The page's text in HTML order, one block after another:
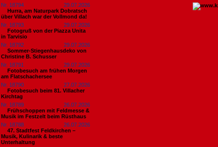
Nr. 18794
29.07.2026
Hurra, am Naturpark Dobratsch
über Villach war der Vollmond da!
Nr. 18793
29.07.2026
Fotogruß von der Piazza Unita
in Tarvisio
Nr. 18792
29.07.2026
Sommer-Stiegenhausdeko von
Christine B. Schusser
Nr. 18791
29.07.2026
Fotobesuch am frühen Morgen
am Flatschachersee
Nr. 18790
27.07.2026
Fotobesuch beim 81. Villacher
Kirchtag
Nr. 18789
26.07.2026
Frühschoppen mit Feldmesse &
Musik im Festzelt beim Rüsthaus
Nr. 18788
26.07.2026
47. Stadtfest Feldkirchen –
Musik, Kulinarik & beste
Unterhaltung